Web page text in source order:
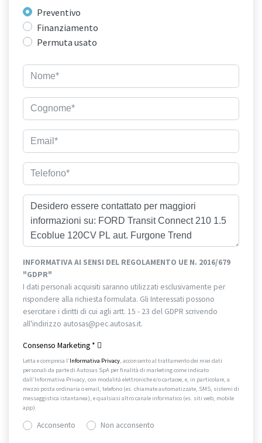
Preventivo
Finanziamento
Permuta usato
INFORMATIVA AI SENSI DEL REGOLAMENTO UE N. 2016/679
"GDPR"
I dati personali acquisiti saranno utilizzati esclusivamente per
rispondere alla richiesta formulata. Gli Interessati possono
esercitare i diritti di cui agli artt. 15 - 23 del GDPR scrivendo
all'indirizzo autosas@pec.autosas.it.
Consenso Marketing *
Letta e compresa l’Informativa Privacy, acconsento al trattamento dei miei dati
personali da parte di Autosas SpA per finalità di marketing come indicato
dall’Informativa Privacy, con modalità elettroniche e/o cartacee, e, in particolare, a
mezzo posta ordinaria o email, telefono (es. chiamate automatizzate, SMS, sistemi di
messaggistica istantanea), e qualsiasi altro canale informatico (es. siti web, mobile
app).
Acconsento Non acconsento